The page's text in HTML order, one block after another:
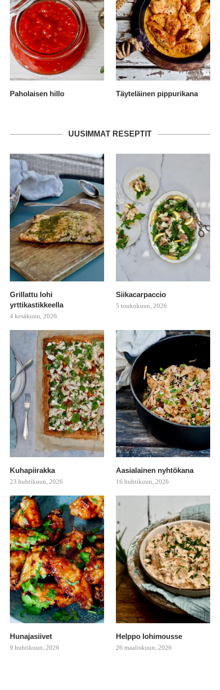
Paholaisen hillo Täyteläinen pippurikana
UUSIMMAT RESEPTIT
Grillattu lohi
yrttikastikkeella
4 kesäkuun, 2026
Siikacarpaccio
5 toukokuun, 2026
Kuhapiirakka
23 huhtikuun, 2026
Aasialainen nyhtökana
16 huhtikuun, 2026
Hunajasiivet
9 huhtikuun, 2026
Helppo lohimousse
26 maaliskuun, 2026